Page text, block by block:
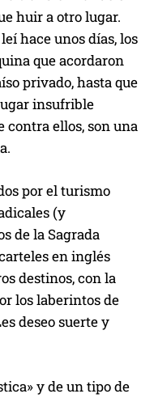
huir a otro lugar.
hace unos días, los
que acordaron
privado, hasta que
insufrible
contra ellos, son una
por el turismo
(y
de la Sagrada
en inglés
destinos, con la
los laberintos de
deseo suerte y
y de un tipo de